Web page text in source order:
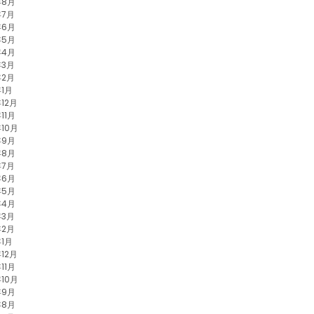
月
月
月
月
月
月
月
月
月
月
月
月
月
月
月
月
月
月
月
月
月
月
月
月